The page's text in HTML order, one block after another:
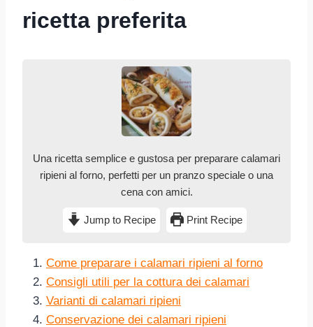
ricetta preferita
Una ricetta semplice e gustosa per preparare calamari
ripieni al forno, perfetti per un pranzo speciale o una
cena con amici.
Jump to Recipe Print Recipe
Come preparare i calamari ripieni al forno
Consigli utili per la cottura dei calamari
Varianti di calamari ripieni
Conservazione dei calamari ripieni